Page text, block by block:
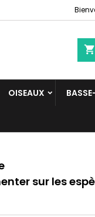
shopping_cart
OISEAUX
sur les